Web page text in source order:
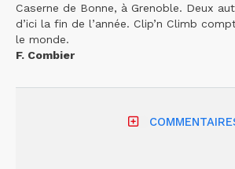
Caserne de Bonne, à Grenoble. Deux
d’ici la fin de l’année. Clip’n Climb
le monde.
F. Combier